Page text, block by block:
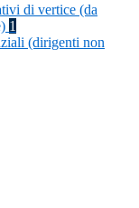
di vertice (da
1
(dirigenti non